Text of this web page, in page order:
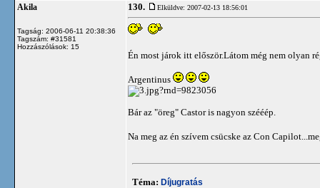
Akila
Tagság: 2006-06-11 20:38:36
Tagszám: #31581
Hozzászólások: 15
130. Elküldve: 2007-02-13 18:56:01
Én most járok itt először.Látom még nem olyan
Argentinus
?rnd=9823056
Bár az "öreg" Castor is nagyon szééép.
Na meg az én szívem csücske az Con
Téma: Díjugratás